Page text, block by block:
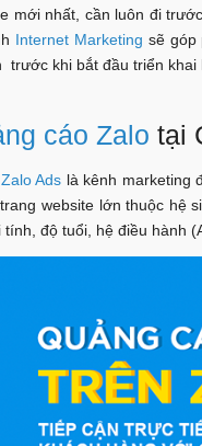
mới nhất, cần luôn đi
Internet Marketing sẽ góp
trước khi bắt đầu triển khai
cáo Zalo tại
Zalo Ads là kênh marketing
website lớn thuộc hệ
độ tuổi, hệ điều hành